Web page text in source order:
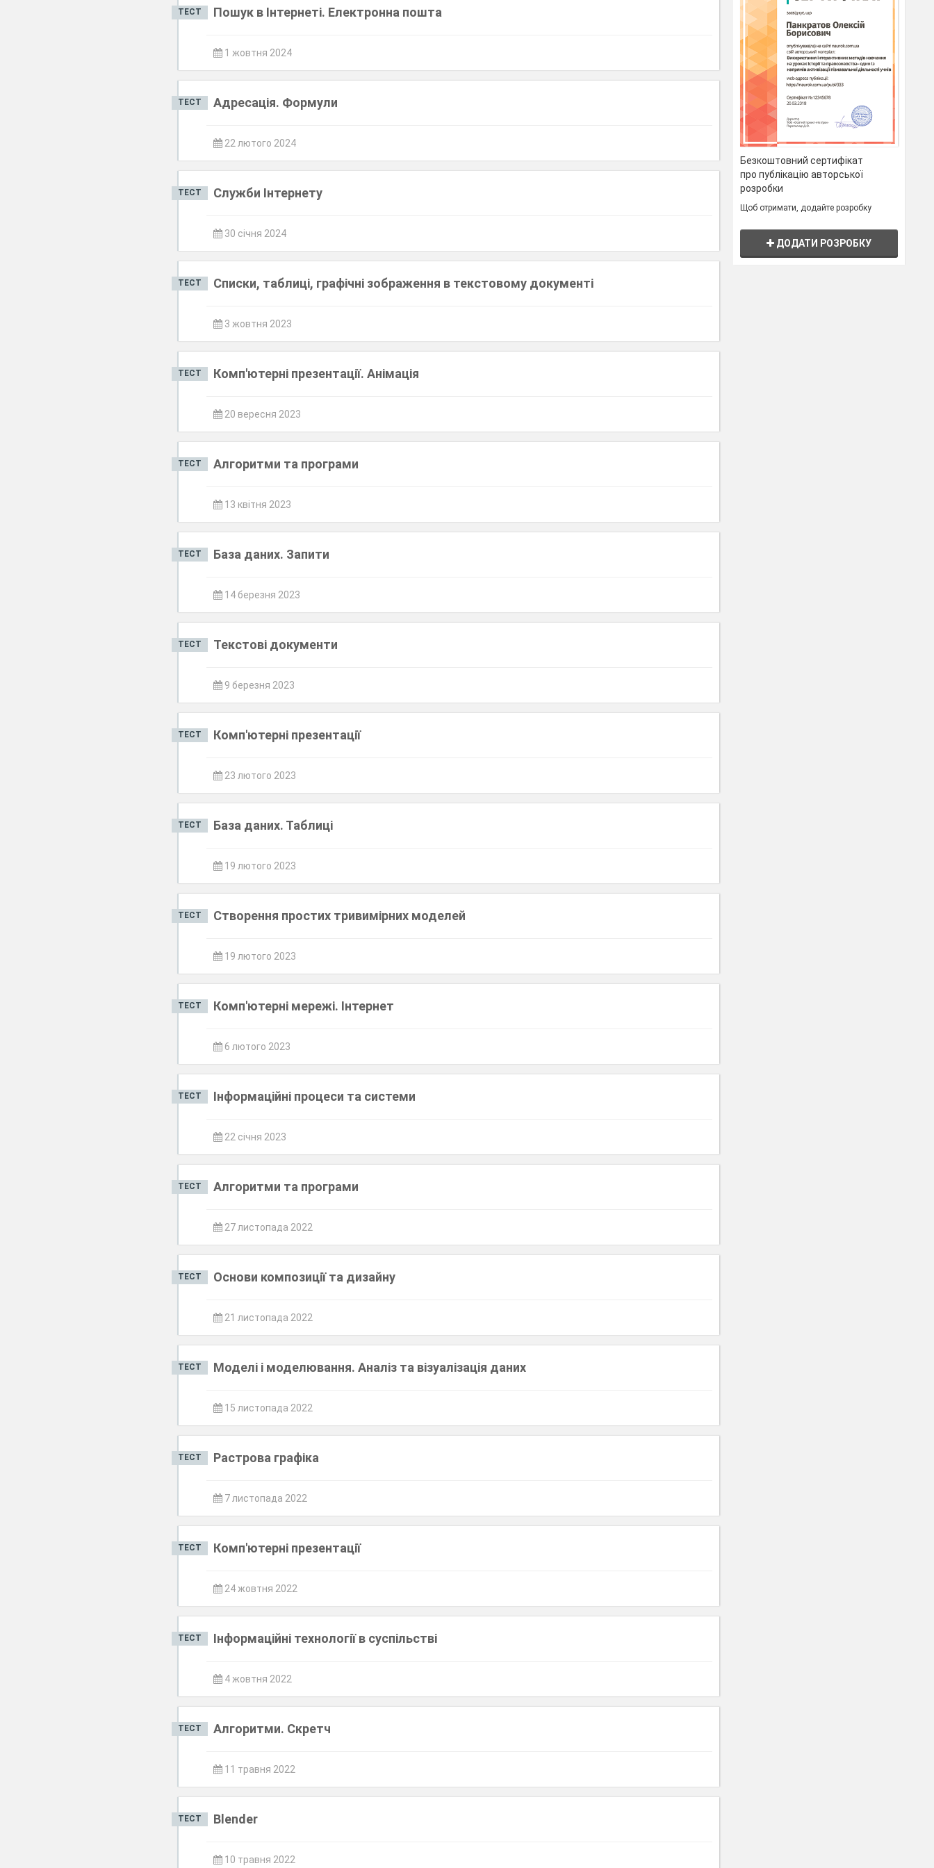
ТЕСТ Пошук в Інтернеті. Електронна пошта
1 жовтня 2024
ТЕСТ Адресація. Формули
22 лютого 2024
ТЕСТ Служби Інтернету
30 січня 2024
ТЕСТ Списки, таблиці, графічні зображення в текстовому документі
3 жовтня 2023
ТЕСТ Комп'ютерні презентації. Анімація
20 вересня 2023
ТЕСТ Алгоритми та програми
13 квітня 2023
ТЕСТ База даних. Запити
14 березня 2023
ТЕСТ Текстові документи
9 березня 2023
ТЕСТ Комп'ютерні презентації
23 лютого 2023
ТЕСТ База даних. Таблиці
19 лютого 2023
ТЕСТ Створення простих тривимірних моделей
19 лютого 2023
ТЕСТ Комп'ютерні мережі. Інтернет
6 лютого 2023
ТЕСТ Інформаційні процеси та системи
22 січня 2023
ТЕСТ Алгоритми та програми
27 листопада 2022
ТЕСТ Основи композиції та дизайну
21 листопада 2022
ТЕСТ Моделі і моделювання. Аналіз та візуалізація даних
15 листопада 2022
ТЕСТ Растрова графіка
7 листопада 2022
ТЕСТ Комп'ютерні презентації
24 жовтня 2022
ТЕСТ Інформаційні технології в суспільстві
4 жовтня 2022
ТЕСТ Алгоритми. Скретч
11 травня 2022
ТЕСТ Blender
10 травня 2022
Безкоштовний сертифікат
про публікацію авторської
розробки
Щоб отримати, додайте розробку
ДОДАТИ РОЗРОБКУ